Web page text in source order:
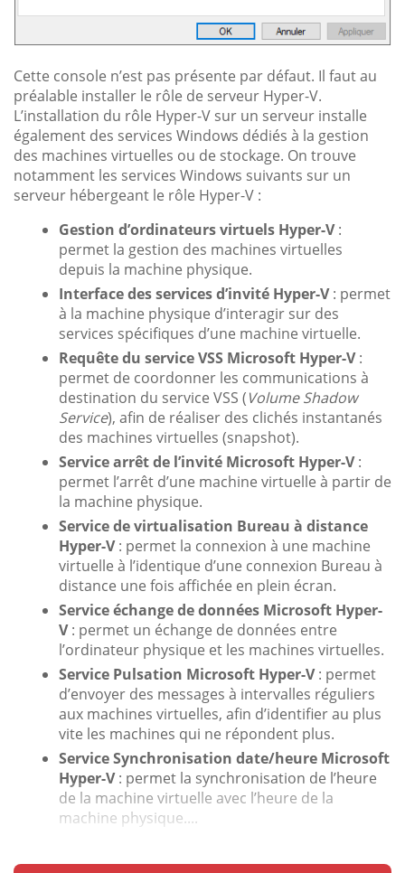
Cette console n’est pas présente par défaut. Il faut au
préalable installer le rôle de serveur Hyper-V.
L’installation du rôle Hyper-V sur un serveur installe
également des services Windows dédiés à la gestion
des machines virtuelles ou de stockage. On trouve
notamment les services Windows suivants sur un
serveur hébergeant le rôle Hyper-V :
Gestion d’ordinateurs virtuels Hyper-V:
permet la gestion des machines virtuelles
depuis la machine physique.
Interface des services d’invité Hyper-V: permet
à la machine physique d’interagir sur des
services spécifiques d’une machine virtuelle.
Requête du service VSS Microsoft Hyper-V:
permet de coordonner les communications à
destination du service VSS (Volume Shadow
Service), afin de réaliser des clichés instantanés
des machines virtuelles (snapshot).
Service arrêt de l’invité Microsoft Hyper-V:
permet l’arrêt d’une machine virtuelle à partir de
la machine physique.
Service de virtualisation Bureau à distance
Hyper-V: permet la connexion à une machine
virtuelle à l’identique d’une connexion Bureau à
distance une fois affichée en plein écran.
Service échange de données Microsoft Hyper-
V: permet un échange de données entre
l’ordinateur physique et les machines virtuelles.
Service Pulsation Microsoft Hyper-V: permet
d’envoyer des messages à intervalles réguliers
aux machines virtuelles, afin d’identifier au plus
vite les machines qui ne répondent plus.
Service Synchronisation date/heure Microsoft
Hyper-V: permet la synchronisation de l’heure
de la machine virtuelle avec l’heure de la
machine physique....